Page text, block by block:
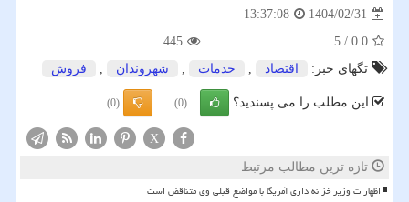
1404/02/31
13:37:08
0.0
/
5
445
تگهای خبر:
اقتصاد , خدمات , شهروندان , فروش
این مطلب را می پسندید؟ (0)
(0)
X
تازه ترین مطالب مرتبط
اظهارات وزیر خزانه داری آمریکا با مواضع قبلی وی متناقض است